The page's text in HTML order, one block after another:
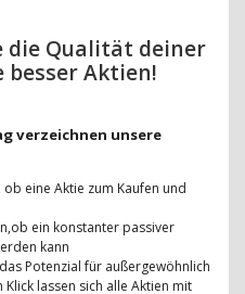
die Qualität deiner
Aktien!
verzeichnen unsere
eine Aktie zum Kaufen und
ein konstanter passiver
kann
Potenzial für außergewöhnlich
lassen sich alle Aktien mit